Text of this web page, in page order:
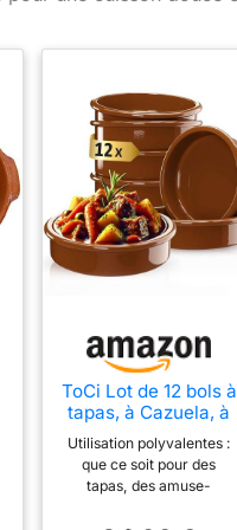
ToCi Lot de 12 bols à
tapas, à Cazuela, à
gratin, à dessert, en
terre cuite, 175 ml,
diamètre : 11,5 cm,
barquettes
Utilisation polyvalentes :
que ce soit pour des
tapas, des amuse-